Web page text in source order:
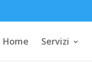
Home Servizi